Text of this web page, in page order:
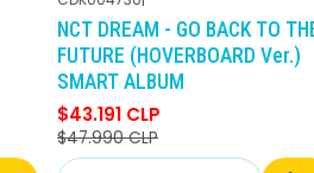
-10% DCTO
NCT DREAM - GO BACK TO
FUTURE (HOVERBOARD Ver.)
SMART ALBUM
$43.191 CLP
$47.990 CLP